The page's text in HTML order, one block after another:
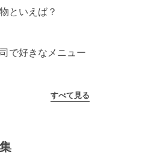
といえば？
で好きなメニュー
すべて見る